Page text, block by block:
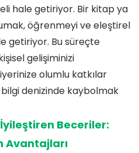
hale getiriyor. Bir kitap ya
öğrenmeyi ve eleştirel
getiriyor. Bu süreçte
gelişiminizi
olumlu katkılar
denizinde kaybolmak
Beceriler:
Avantajları